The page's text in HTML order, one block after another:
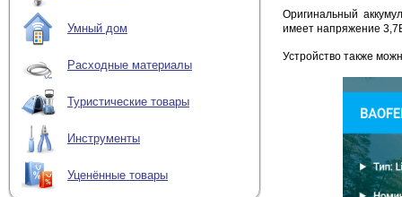
Умный дом
Расходные материалы
Туристические товары
Инструменты
Уценённые товары
Оригинальный
имеет напряжение
Устройство также